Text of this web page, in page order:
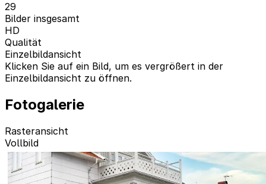
29
Bilder insgesamt
HD
Qualität
Einzelbildansicht
Klicken Sie auf ein Bild, um es vergrößert in der
Einzelbildansicht zu öffnen.
Fotogalerie
Rasteransicht
Vollbild